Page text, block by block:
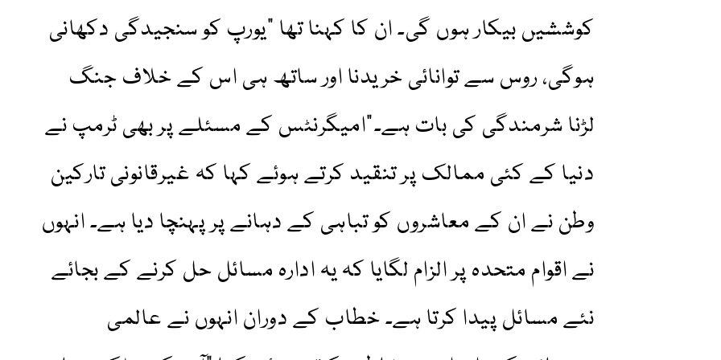
کوششیں بیکار ہوں گی۔ ان کا کہنا تھا "یورپ کو سنجیدگی دکھانی
ہوگی، روس سے توانائی خریدنا اور ساتھ ہی اس کے خلاف جنگ
لڑنا شرمندگی کی بات ہے۔”امیگرنٹس کے مسئلے پر بھی ٹرمپ نے
دنیا کے کئی ممالک پر تنقید کرتے ہوئے کہا کہ غیرقانونی تارکین
وطن نے ان کے معاشروں کو تباہی کے دہانے پر پہنچا دیا ہے۔ انہوں
نے اقوام متحدہ پر الزام لگایا کہ یہ ادارہ مسائل حل کرنے کے بجائے
نئے مسائل پیدا کرتا ہے۔ خطاب کے دوران انہوں نے عالمی